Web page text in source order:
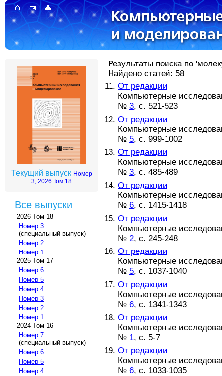
Текущий выпуск Номер
3, 2026 Том 18
Все выпуски
2026 Том 18
Номер 3
(специальный выпуск)
Номер 2
Номер 1
2025 Том 17
Номер 6
Номер 5
Номер 4
Номер 3
Номер 2
Номер 1
2024 Том 16
Номер 7
(специальный выпуск)
Номер 6
Номер 5
Номер 4
Результаты поиска по
Найдено статей: 58
От редакции
Компьютерные
№ 3, с. 521-523
От редакции
Компьютерные
№ 5, с. 999-1002
От редакции
Компьютерные
№ 3, с. 485-489
От редакции
Компьютерные
№ 6, с. 1415-1418
От редакции
Компьютерные
№ 2, с. 245-248
От редакции
Компьютерные
№ 5, с. 1037-1040
От редакции
Компьютерные
№ 6, с. 1341-1343
От редакции
Компьютерные
№ 1, с. 5-7
От редакции
Компьютерные
№ 6, с. 1033-1035